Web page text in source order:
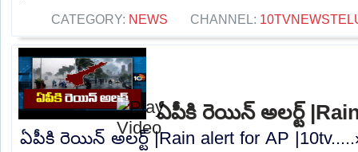
CATEGORY: NEWS CHANNEL:
ఏపీకి రెయిన్ అలర్ట్
ఏపీకి రెయిన్ అలర్ట్ |Rain alert for AP